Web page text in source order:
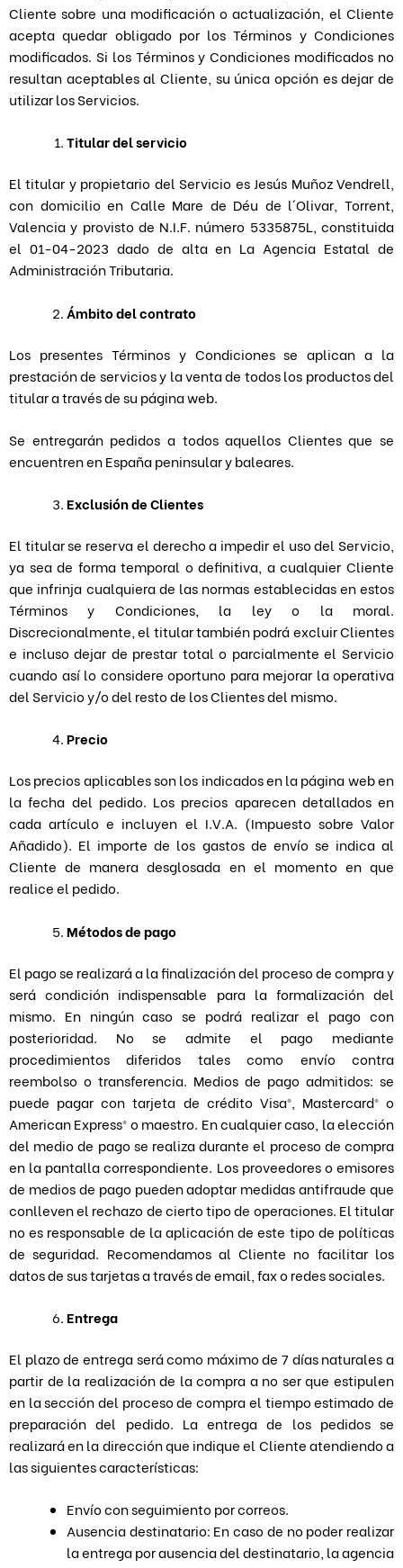
Cliente sobre una modificación o actualización, el Cliente
acepta quedar obligado por los Términos y Condiciones
modificados. Si los Términos y Condiciones modificados no
resultan aceptables al Cliente, su única opción es dejar de
utilizar los Servicios.
Titular del servicio
El titular y propietario del Servicio es Jesús Muñoz Vendrell,
con domicilio en Calle Mare de Déu de l´Olivar, Torrent,
Valencia y provisto de N.I.F. número 5335875L, constituida
el 01-04-2023 dado de alta en La Agencia Estatal de
Administración Tributaria.
Ámbito del contrato
Los presentes Términos y Condiciones se aplican a la
prestación de servicios y la venta de todos los productos del
titular a través de su página web.
Se entregarán pedidos a todos aquellos Clientes que se
encuentren en España peninsular y baleares.
Exclusión de Clientes
El titular se reserva el derecho a impedir el uso del Servicio,
ya sea de forma temporal o definitiva, a cualquier Cliente
que infrinja cualquiera de las normas establecidas en estos
Términos y Condiciones, la ley o la moral.
Discrecionalmente, el titular también podrá excluir Clientes
e incluso dejar de prestar total o parcialmente el Servicio
cuando así lo considere oportuno para mejorar la operativa
del Servicio y/o del resto de los Clientes del mismo.
Precio
Los precios aplicables son los indicados en la página web en
la fecha del pedido. Los precios aparecen detallados en
cada artículo e incluyen el I.V.A. (Impuesto sobre Valor
Añadido). El importe de los gastos de envío se indica al
Cliente de manera desglosada en el momento en que
realice el pedido.
Métodos de pago
El pago se realizará a la finalización del proceso de compra y
será condición indispensable para la formalización del
mismo. En ningún caso se podrá realizar el pago con
posterioridad. No se admite el pago mediante
procedimientos diferidos tales como envío contra
reembolso o transferencia. Medios de pago admitidos: se
puede pagar con tarjeta de crédito Visa®, Mastercard® o
American Express® o maestro. En cualquier caso, la elección
del medio de pago se realiza durante el proceso de compra
en la pantalla correspondiente. Los proveedores o emisores
de medios de pago pueden adoptar medidas antifraude que
conlleven el rechazo de cierto tipo de operaciones. El titular
no es responsable de la aplicación de este tipo de políticas
de seguridad. Recomendamos al Cliente no facilitar los
datos de sus tarjetas a través de email, fax o redes sociales.
Entrega
El plazo de entrega será como máximo de 7 días naturales a
partir de la realización de la compra a no ser que estipulen
en la sección del proceso de compra el tiempo estimado de
preparación del pedido. La entrega de los pedidos se
realizará en la dirección que indique el Cliente atendiendo a
las siguientes características:
Envío con seguimiento por correos.
Ausencia destinatario: En caso de no poder realizar
la entrega por ausencia del destinatario, la agencia